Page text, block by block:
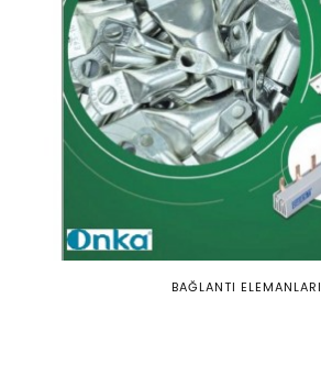
BAĞLANTI ELEMANLARI